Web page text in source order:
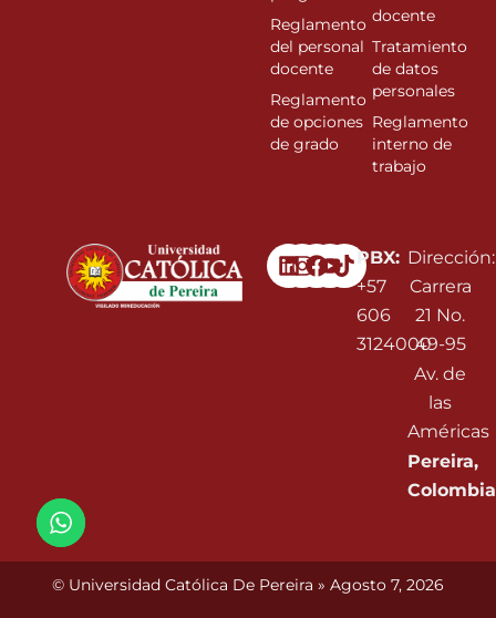
Linkedin
Instagram
Facebook
Youtube
PBX:
+57
606
3124000
Dirección:
Carrera
21 No.
49-95
Av. de
las
Américas
Pereira,
Colombia
Reglamento
del personal
docente
Reglamento
de opciones
de grado
docente
Tratamiento
de datos
personales
Reglamento
interno de
trabajo
© Universidad Católica De Pereira » Agosto 7, 2026